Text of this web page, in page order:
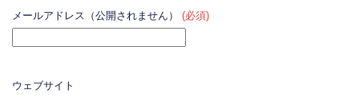
メールアドレス（公開されません） (必須)
ウェブサイト